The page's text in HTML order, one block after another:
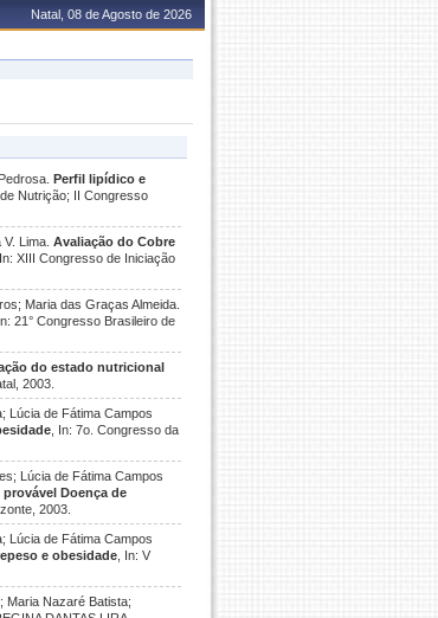
Natal, 08 de Agosto de 2026
Perfil lipídico e
Nutrição; II Congresso
Lima. Avaliação do Cobre
, In: XIII Congresso de Iniciação
Maria das Graças Almeida.
In: 21° Congresso Brasileiro de
do estado nutricional
2003.
Lúcia de Fátima Campos
, In: 7o. Congresso da
Lúcia de Fátima Campos
Doença de
2003.
Lúcia de Fátima Campos
e obesidade , In: V
Maria Nazaré Batista;